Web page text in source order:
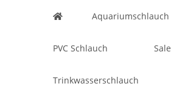
Aquariumschlauch
PVC Schlauch Sale
Trinkwasserschlauch